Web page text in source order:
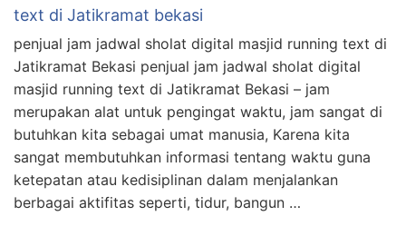
text di Jatikramat bekasi
penjual jam jadwal sholat digital masjid running text di
Jatikramat Bekasi penjual jam jadwal sholat digital
masjid running text di Jatikramat Bekasi – jam
merupakan alat untuk pengingat waktu, jam sangat di
butuhkan kita sebagai umat manusia, Karena kita
sangat membutuhkan informasi tentang waktu guna
ketepatan atau kedisiplinan dalam menjalankan
berbagai aktifitas seperti, tidur, bangun …